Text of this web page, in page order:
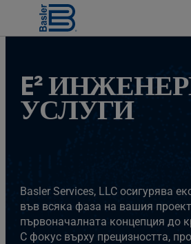
E²
УСЛУГИ
Basler Services, LLC осигурява
във всяка фаза на вашия
първоначалната концепция до
С фокус върху прецизността,